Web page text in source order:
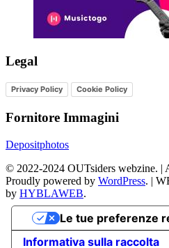
Legal
Privacy Policy Cookie Policy
Fornitore Immagini
Depositphotos
© 2022-2024 OUTsiders webzine. |
Proudly powered by WordPress. |
by HYBLAWEB.
Informativa sulla raccolta
Le tue preferenze